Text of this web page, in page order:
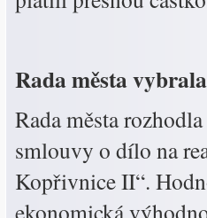
Rada města
Rada města
smlouvy o dílo na
Kopřivnice II“.
ekonomická